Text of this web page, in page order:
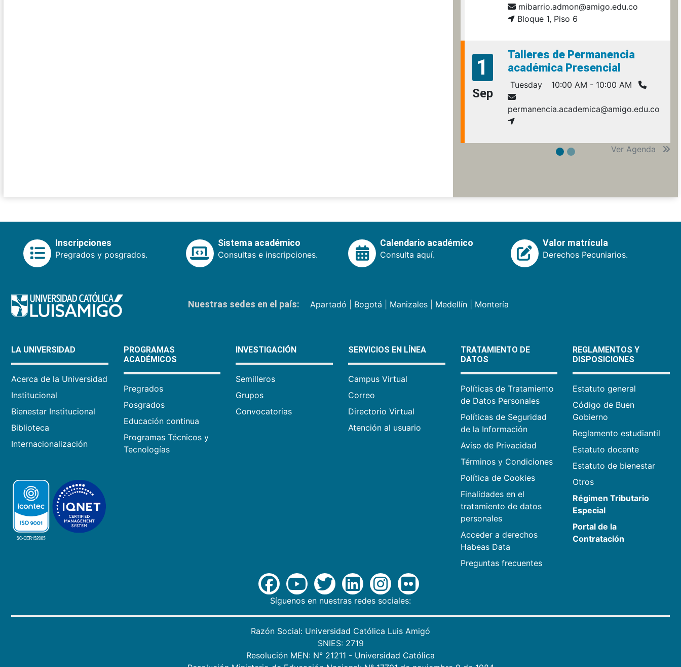
mibarrio.admon@amigo.edu.co
Bloque 1, Piso 6
1
Sep
Talleres de Permanencia
académica Presencial
Tuesday 10:00 AM - 10:00 AM
permanencia.academica@amigo.edu.co
Ver Agenda
Inscripciones
Pregrados y posgrados.
Sistema académico
Consultas e inscripciones.
Calendario académico
Consulta aquí.
Valor matrícula
Derechos Pecuniarios.
Nuestras sedes en el país: Apartadó Bogotá Manizales| Medellín| Montería
LA UNIVERSIDAD
Acerca de la Universidad
Institucional
Bienestar Institucional
Biblioteca
Internacionalización
PROGRAMAS
ACADÉMICOS
Pregrados
Posgrados
Educación continua
Programas Técnicos y
Tecnologías
INVESTIGACIÓN
Semilleros
Grupos
Convocatorias
SERVICIOS EN LÍNEA
Campus Virtual
Correo
Directorio Virtual
Atención al usuario
TRATAMIENTO DE
DATOS
Políticas de Tratamiento
de Datos Personales
Políticas de Seguridad
de la Información
Aviso de Privacidad
Términos y Condiciones
Política de Cookies
Finalidades en el
tratamiento de datos
personales
Acceder a derechos
Habeas Data
Preguntas frecuentes
REGLAMENTOS Y
DISPOSICIONES
Estatuto general
Código de Buen
Gobierno
Reglamento estudiantil
Estatuto docente
Estatuto de bienestar
Otros
Régimen Tributario
Especial
Portal de la
Contratación
Síguenos en nuestras redes sociales:
Razón Social: Universidad Católica Luis Amigó
SNIES: 2719
Resolución MEN: N° 21211 - Universidad Católica